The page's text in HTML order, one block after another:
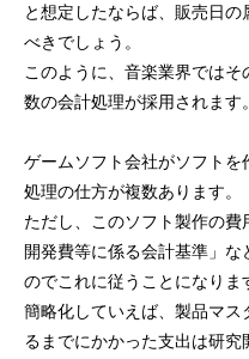
と想定したならば、販売日
べきでしょう。
このように、音楽業界では
数の会計処理が採用されます。
ゲームソフト会社がソフトを
処理の仕方が複数あります。
ただし、このソフト製作の
開発費等に係る会計基準」
のでこれに従うことになりま
簡略化していえば、製品マス
るまでにかかった支出は研